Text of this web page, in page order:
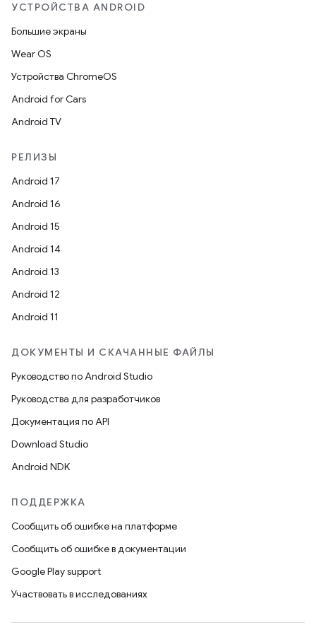
УСТРОЙСТВА ANDROID
Большие экраны
Wear OS
Устройства ChromeOS
Android for Cars
Android TV
РЕЛИЗЫ
Android 17
Android 16
Android 15
Android 14
Android 13
Android 12
Android 11
ДОКУМЕНТЫ И СКАЧАННЫЕ ФАЙЛЫ
Руководство по Android Studio
Руководства для разработчиков
Документация по API
Download Studio
Android NDK
ПОДДЕРЖКА
Сообщить об ошибке на платформе
Сообщить об ошибке в документации
Google Play support
Участвовать в исследованиях